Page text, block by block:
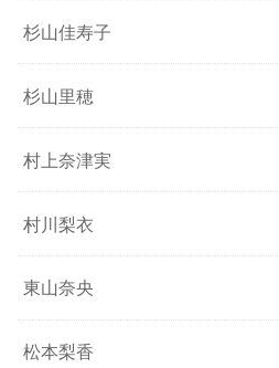
杉山佳寿子
杉山里穂
村上奈津実
村川梨衣
東山奈央
松本梨香